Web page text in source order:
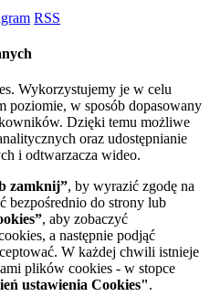
RSS
Wykorzystujemy je w celu
poziomie, w sposób dopasowany
Dzięki temu możliwe
oraz udostępnianie
i odtwarzacza wideo.
zamknij”, by wyrazić zgodę na
bezpośrednio do strony lub
, aby zobaczyć
a następnie podjąć
W każdej chwili istnieje
plików cookies - w stopce
ustawienia Cookies".